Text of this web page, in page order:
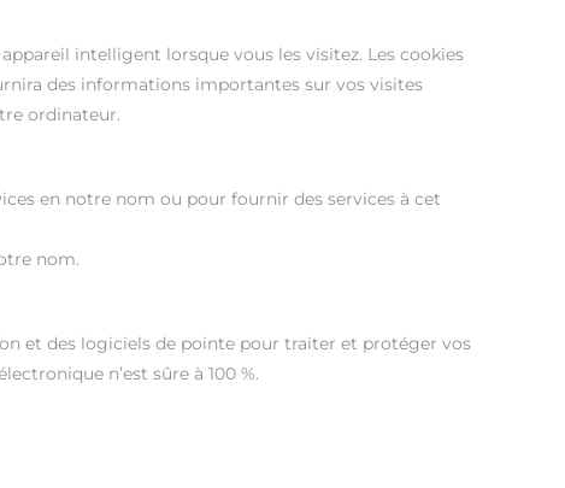
intelligent lorsque vous les visitez. Les cookies
des informations importantes sur vos visites
ordinateur.
en notre nom ou pour fournir des services à cet
nom.
et des logiciels de pointe pour traiter et protéger vos
n’est sûre à 100 %.